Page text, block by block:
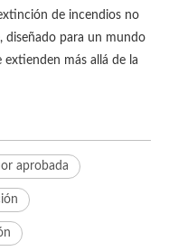
de incendios no
diseñado para un mundo
más allá de la
aprobada